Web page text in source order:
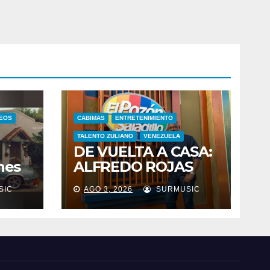
CABIMAS ENTRETENIMIENTO
TALENTO ZULIANO VENEZUELA
DE VUELTA A CASA:
ALFREDO ROJAS
CELEBRA ESTE 2 DE
AGOSTO SUS 46
AÑOS DE
EL
AGO 3, 2026 SURMUSIC